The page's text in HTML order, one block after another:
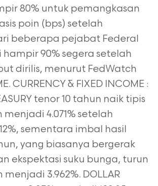
80% untuk pemangkasan
poin (bps) setelah
beberapa pejabat Federal
hampir 90% segera setelah
dirilis, menurut FedWatch
CURRENCY & FIXED INCOME :
tenor 10 tahun naik tipis
menjadi 4.071% setelah
sementara imbal hasil
yang biasanya bergerak
ekspektasi suku bunga, turun
menjadi 3.962%. DOLLAR